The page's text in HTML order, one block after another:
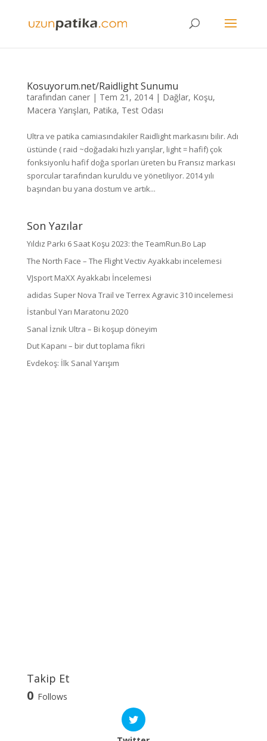
Kosuyorum.net/Raidlight Sunumu
tarafından caner| Tem 21, 2014| Dağlar, Koşu,
Macera Yarışları, Patika, Test Odası
Ultra ve patika camiasındakiler Raidlight markasını bilir. Adı
üstünde ( raid ~doğadaki hızlı yarışlar, light = hafif) çok
fonksiyonlu hafif doğa sporları üreten bu Fransız markası
sporcular tarafından kuruldu ve yönetiliyor. 2014 yılı
başından bu yana dostum ve artık...
Son Yazılar
Yıldız Parkı 6 Saat Koşu 2023: the TeamRun.Bo Lap
The North Face – The Flight Vectiv Ayakkabı incelemesi
VJsport MaXX Ayakkabı İncelemesi
adidas Super Nova Trail ve Terrex Agravic 310 incelemesi
İstanbul Yarı Maratonu 2020
Sanal İznik Ultra – Bi koşup döneyim
Dut Kapanı – bir dut toplama fikri
Evdekoş: İlk Sanal Yarışım
Takip Et
0 Follows